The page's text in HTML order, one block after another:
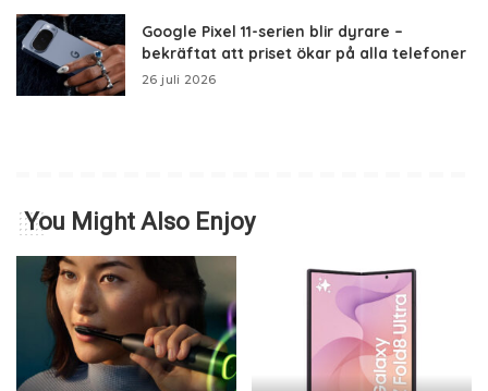
Google Pixel 11-serien blir dyrare –
bekräftat att priset ökar på alla telefoner
26 juli 2026
You Might Also Enjoy